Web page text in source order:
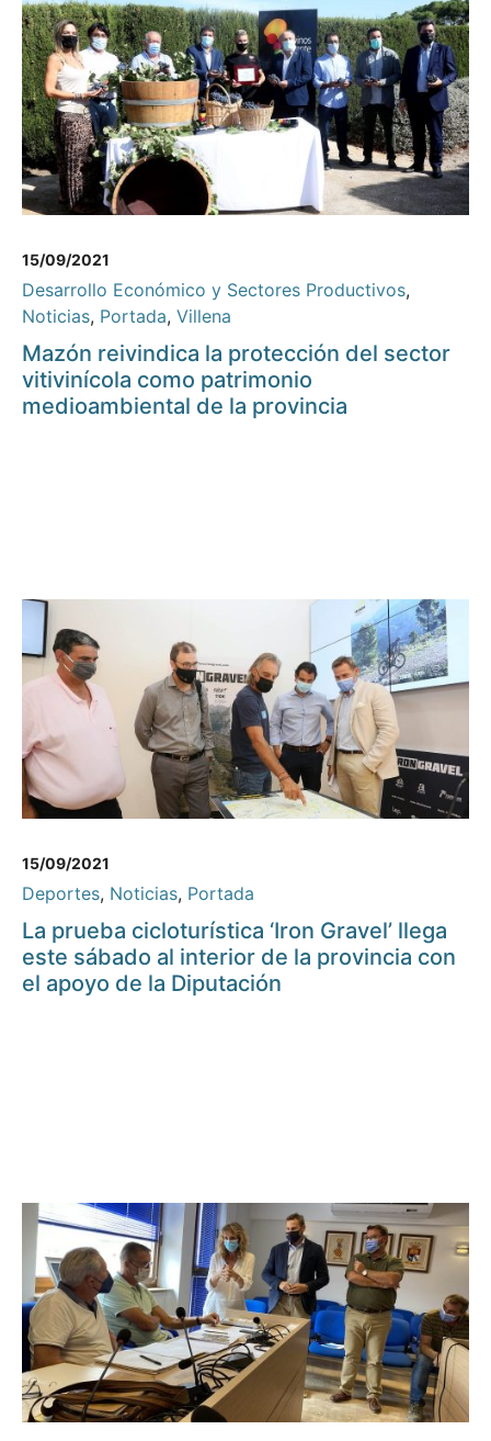
15/09/2021
Desarrollo Económico y Sectores Productivos,
Noticias, Portada, Villena
Mazón reivindica la protección del sector
vitivinícola como patrimonio
medioambiental de la provincia
15/09/2021
Deportes, Noticias, Portada
La prueba cicloturística ‘Iron Gravel’ llega
este sábado al interior de la provincia con
el apoyo de la Diputación